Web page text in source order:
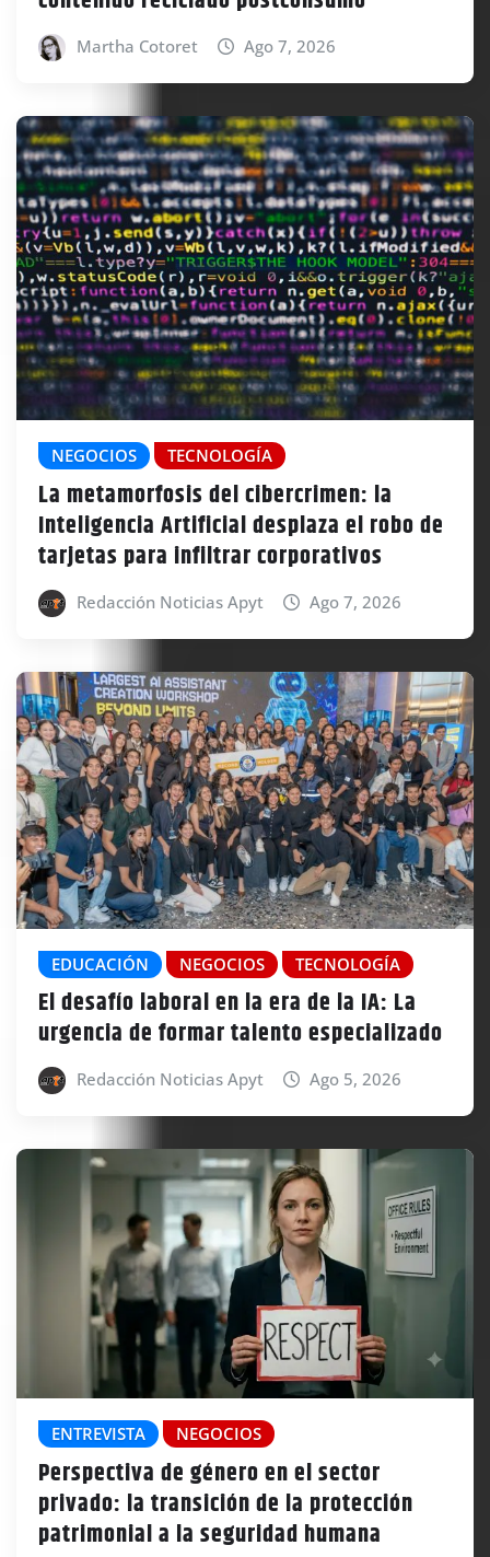
Martha Cotoret Ago 7, 2026
NEGOCIOS TECNOLOGÍA
La metamorfosis del cibercrimen: la
Inteligencia Artificial desplaza el robo de
tarjetas para infiltrar corporativos
Redacción Noticias Apyt Ago 7, 2026
EDUCACIÓN NEGOCIOS TECNOLOGÍA
El desafío laboral en la era de la IA: La
urgencia de formar talento especializado
Redacción Noticias Apyt Ago 5, 2026
ENTREVISTA NEGOCIOS
Perspectiva de género en el sector
privado: la transición de la protección
patrimonial a la seguridad humana